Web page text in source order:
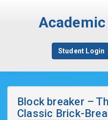
Academic
Student Login
Block breaker –
Classic Brick-